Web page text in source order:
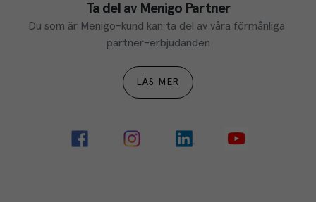
Ta del av Menigo Partner
Du som är Menigo-kund kan ta del av våra förmånliga
partner-erbjudanden
LÄS MER